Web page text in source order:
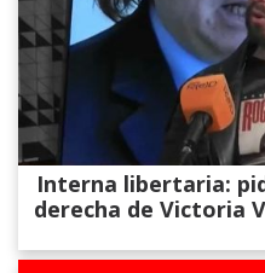
Interna libertaria:
derecha de Victoria